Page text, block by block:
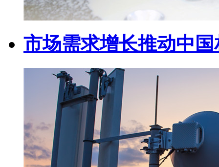
市场需求增长推动中